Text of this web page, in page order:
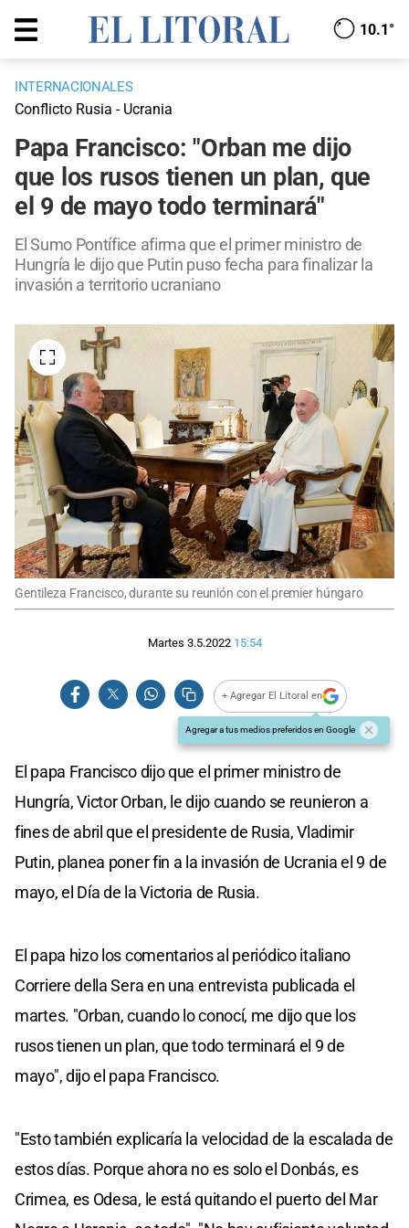
10.1°
INTERNACIONALES
Conflicto Rusia - Ucrania
Papa Francisco: "Orban me dijo
que los rusos tienen un plan, que
el 9 de mayo todo terminará"
El Sumo Pontífice afirma que el primer ministro de
Hungría le dijo que Putin puso fecha para finalizar la
invasión a territorio ucraniano
Gentileza Francisco, durante su reunión con el premier húngaro
Martes 3.5.2022 15:54
+ Agregar El Litoral en
Agregar a tus medios preferidos en Google
El papa Francisco dijo que el primer ministro de
Hungría, Victor Orban, le dijo cuando se reunieron a
fines de abril que el presidente de Rusia, Vladimir
Putin, planea poner fin a la invasión de Ucrania el 9 de
mayo, el Día de la Victoria de Rusia.
El papa hizo los comentarios al periódico italiano
Corriere della Sera en una entrevista publicada el
martes. "Orban, cuando lo conocí, me dijo que los
rusos tienen un plan, que todo terminará el 9 de
mayo", dijo el papa Francisco.
"Esto también explicaría la velocidad de la escalada de
estos días. Porque ahora no es solo el Donbás, es
Crimea, es Odesa, le está quitando el puerto del Mar